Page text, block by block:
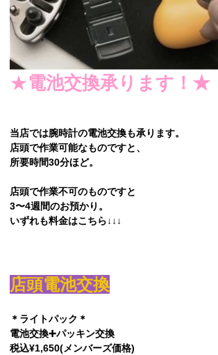
★電池交換承ります！★
当店では腕時計の電池交換も承ります。
店頭で作業可能なものですと、
所要時間30分ほど。
店頭で作業不可のものですと
3〜4週間のお預かり。
いずれも料金はこちら↓↓↓
店頭電池交換
＊ライトパック＊
電池交換➕パッキン交換
税込¥1,650(メンバーズ価格)